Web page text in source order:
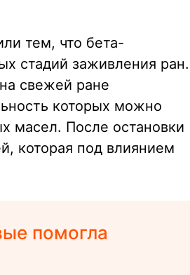
тем, что бета-
стадий заживления ран.
свежей ране
которых можно
масел. После остановки
которая под влиянием
помогла